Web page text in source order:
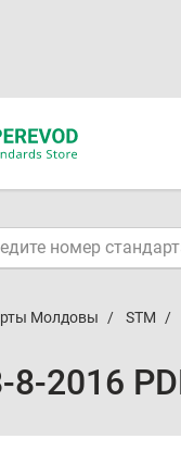
Молдовы STM
8-2016